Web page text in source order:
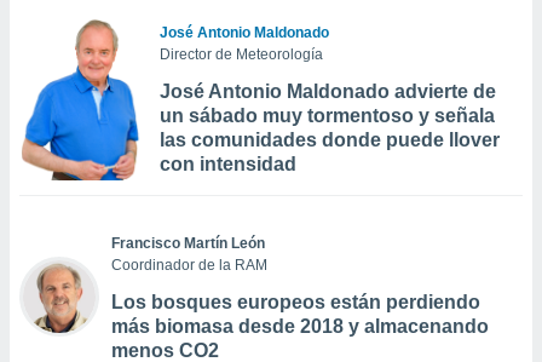
José Antonio Maldonado
Director de Meteorología
José Antonio Maldonado advierte de
un sábado muy tormentoso y señala
las comunidades donde puede llover
con intensidad
Francisco Martín León
Coordinador de la RAM
Los bosques europeos están perdiendo
más biomasa desde 2018 y almacenando
menos CO2